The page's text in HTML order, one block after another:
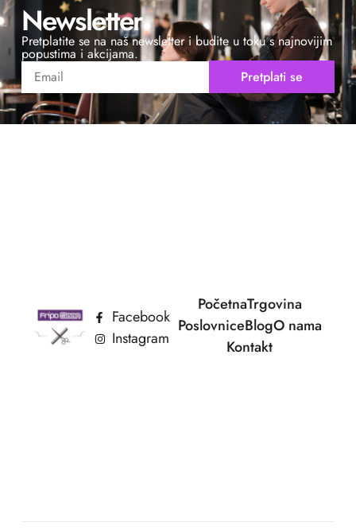
Newsletter
Pretplatite se na naš newsletter i budite u toku s najnovijim
popustima i akcijama.
Pretplati se
PočetnaTrgovina
PoslovniceBlogO nama
Kontakt
Facebook
Instagram